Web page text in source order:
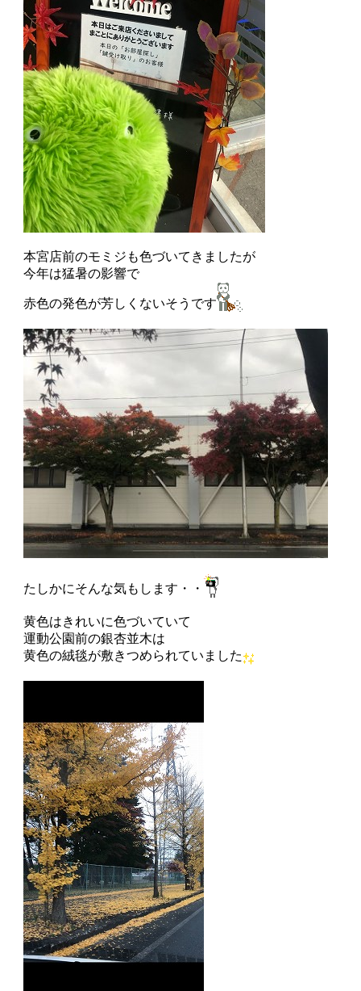
本宮店前のモミジも色づいてきましたが
今年は猛暑の影響で
赤色の発色が芳しくないそうです
たしかにそんな気もします・・
黄色はきれいに色づいていて
運動公園前の銀杏並木は
黄色の絨毯が敷きつめられていました